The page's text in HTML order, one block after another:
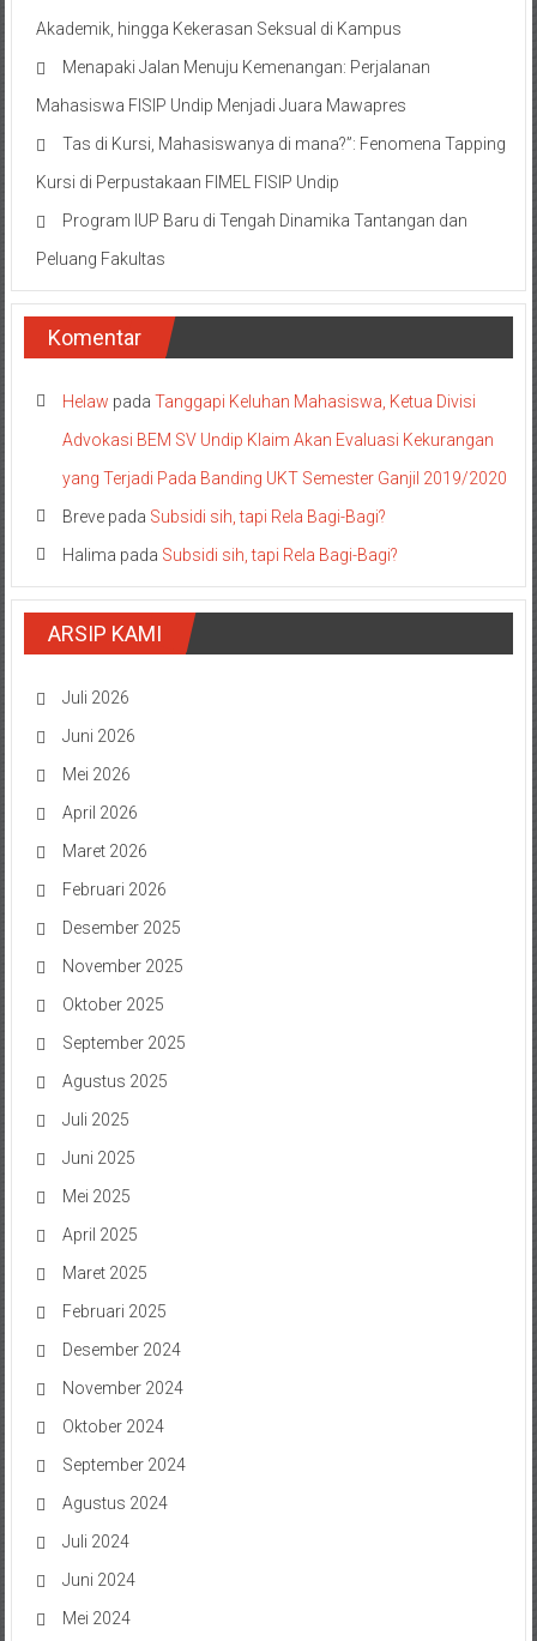
Akademik, hingga Kekerasan Seksual di Kampus
Menapaki Jalan Menuju Kemenangan: Perjalanan
Mahasiswa FISIP Undip Menjadi Juara Mawapres
Tas di Kursi, Mahasiswanya di mana?”: Fenomena Tapping
Kursi di Perpustakaan FIMEL FISIP Undip
Program IUP Baru di Tengah Dinamika Tantangan dan
Peluang Fakultas
Komentar
Helaw pada Tanggapi Keluhan Mahasiswa, Ketua Divisi
Advokasi BEM SV Undip Klaim Akan Evaluasi Kekurangan
yang Terjadi Pada Banding UKT Semester Ganjil 2019/2020
Brevepada Subsidi sih, tapi Rela Bagi-Bagi?
Halima pada Subsidi sih, tapi Rela Bagi-Bagi?
ARSIP KAMI
Juli 2026
Juni 2026
Mei 2026
April 2026
Maret 2026
Februari 2026
Desember 2025
November 2025
Oktober 2025
September 2025
Agustus 2025
Juli 2025
Juni 2025
Mei 2025
April 2025
Maret 2025
Februari 2025
Desember 2024
November 2024
Oktober 2024
September 2024
Agustus 2024
Juli 2024
Juni 2024
Mei 2024